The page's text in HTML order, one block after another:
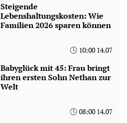
Steigende
Lebenshaltungskosten: Wie
Familien 2026 sparen können
10:00 14.07
Babyglück mit 45: Frau bringt
ihren ersten Sohn Nethan zur
Welt
08:00 14.07